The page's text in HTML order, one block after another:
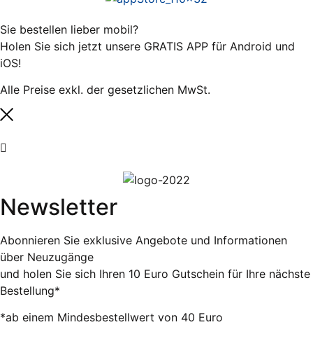
Sie bestellen lieber mobil?
Holen Sie sich jetzt unsere GRATIS APP für Android und
iOS!
Alle Preise exkl. der gesetzlichen MwSt.
Newsletter
Abonnieren Sie exklusive Angebote und Informationen
über Neuzugänge
und holen Sie sich Ihren 10 Euro Gutschein für Ihre nächste
Bestellung*
*ab einem Mindesbestellwert von 40 Euro